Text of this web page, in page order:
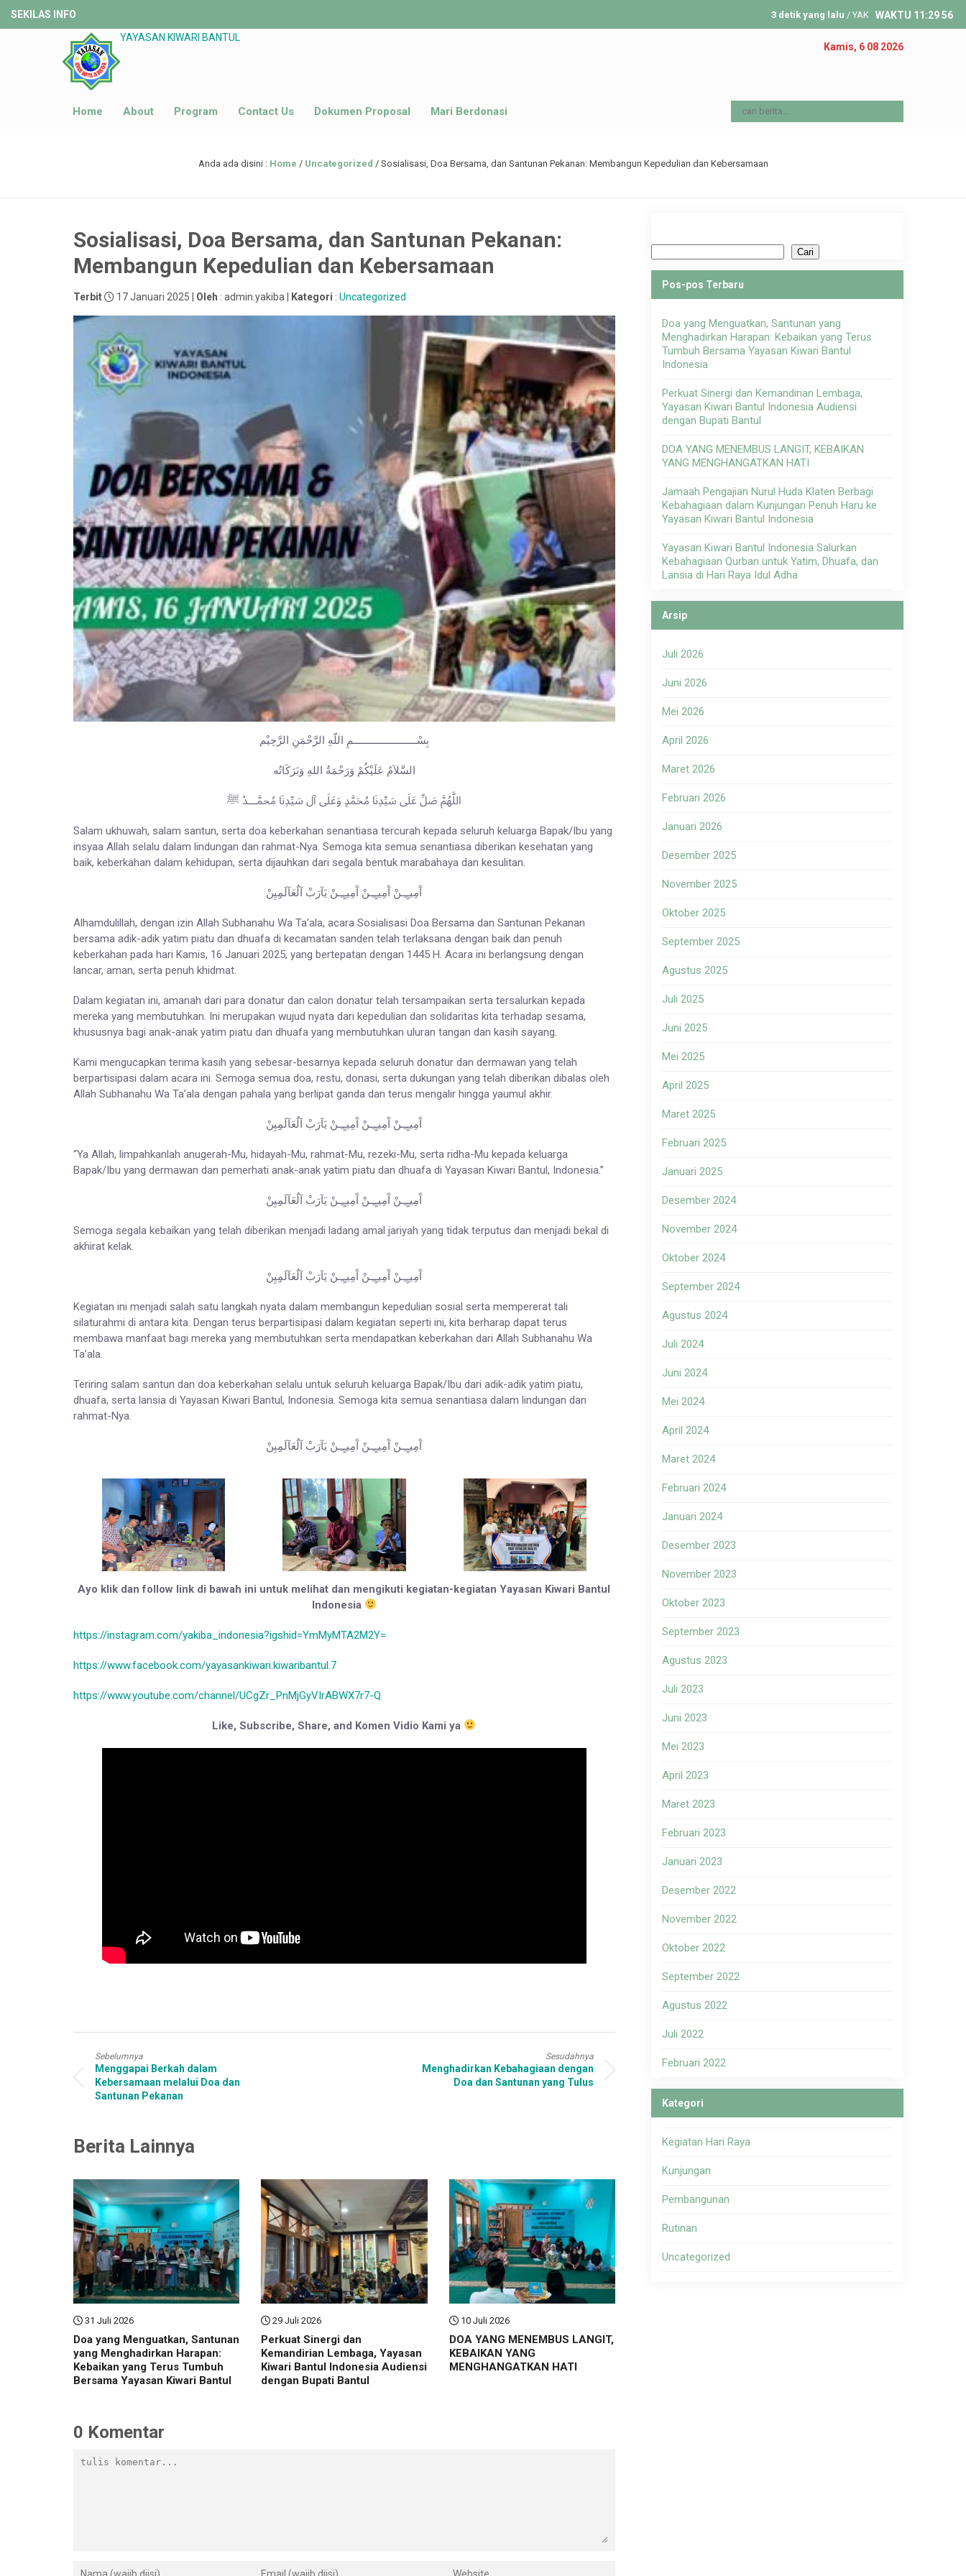
SEKILAS INFO 3 detik yang lalu/ YAKIBA INDONESIA hadir untuk
WAKTU 11 :2957
YAYASAN KIWARI BANTUL
Kamis, 6 08 2026
Home About Program Contact Us Dokumen Proposal Mari Berdonasi
Anda ada disini : Home / Uncategorized / Sosialisasi, Doa Bersama, dan Santunan Pekanan: Membangun Kepedulian dan Kebersamaan
Sosialisasi, Doa Bersama, dan Santunan Pekanan:
Membangun Kepedulian dan Kebersamaan
Terbit 17 Januari 2025 | Oleh : admin.yakiba | Kategori : Uncategorized
بِسْــــــــــــــــــــــمِ اللّهِ الرَّحْمَنِ الرَّحِيْم
السَّلاَمُ عَلَيْكُمْ وَرَحْمَةُ اللهِ وَبَرَكَاتُه
اللَّهُمَّ صَلِّ عَلَى سَيِّدِنَا مُحَمَّدٍ وَعَلَى آل سَيِّدِنَا مُحمَّـــدْ ﷺ
Salam ukhuwah, salam santun, serta doa keberkahan senantiasa tercurah kepada seluruh keluarga Bapak/Ibu yang
insyaa Allah selalu dalam lindungan dan rahmat-Nya. Semoga kita semua senantiasa diberikan kesehatan yang
baik, keberkahan dalam kehidupan, serta dijauhkan dari segala bentuk marabahaya dan kesulitan.
آَمِيـٍـِـنْ آَمِيـٍـِـنْ آَمِيـٍـِـنْ يَآرَبْ آلٌعَآلَمِِيِنْ
Alhamdulillah, dengan izin Allah Subhanahu Wa Ta’ala, acara Sosialisasi Doa Bersama dan Santunan Pekanan
bersama adik-adik yatim piatu dan dhuafa di kecamatan sanden telah terlaksana dengan baik dan penuh
keberkahan pada hari Kamis, 16 Januari 2025, yang bertepatan dengan 1445 H. Acara ini berlangsung dengan
lancar, aman, serta penuh khidmat.
Dalam kegiatan ini, amanah dari para donatur dan calon donatur telah tersampaikan serta tersalurkan kepada
mereka yang membutuhkan. Ini merupakan wujud nyata dari kepedulian dan solidaritas kita terhadap sesama,
khususnya bagi anak-anak yatim piatu dan dhuafa yang membutuhkan uluran tangan dan kasih sayang.
Kami mengucapkan terima kasih yang sebesar-besarnya kepada seluruh donatur dan dermawan yang telah
berpartisipasi dalam acara ini. Semoga semua doa, restu, donasi, serta dukungan yang telah diberikan dibalas oleh
Allah Subhanahu Wa Ta’ala dengan pahala yang berlipat ganda dan terus mengalir hingga yaumul akhir.
آَمِيـٍـِـنْ آَمِيـٍـِـنْ آَمِيـٍـِـنْ يَآرَبْ آلٌعَآلَمِِيِنْ
“Ya Allah, limpahkanlah anugerah-Mu, hidayah-Mu, rahmat-Mu, rezeki-Mu, serta ridha-Mu kepada keluarga
Bapak/Ibu yang dermawan dan pemerhati anak-anak yatim piatu dan dhuafa di Yayasan Kiwari Bantul, Indonesia.”
آَمِيـٍـِـنْ آَمِيـٍـِـنْ آَمِيـٍـِـنْ يَآرَبْ آلٌعَآلَمِِيِنْ
Semoga segala kebaikan yang telah diberikan menjadi ladang amal jariyah yang tidak terputus dan menjadi bekal di
akhirat kelak.
آَمِيـٍـِـنْ آَمِيـٍـِـنْ آَمِيـٍـِـنْ يَآرَبْ آلٌعَآلَمِِيِنْ
Kegiatan ini menjadi salah satu langkah nyata dalam membangun kepedulian sosial serta mempererat tali
silaturahmi di antara kita. Dengan terus berpartisipasi dalam kegiatan seperti ini, kita berharap dapat terus
membawa manfaat bagi mereka yang membutuhkan serta mendapatkan keberkahan dari Allah Subhanahu Wa
Ta’ala.
Teriring salam santun dan doa keberkahan selalu untuk seluruh keluarga Bapak/Ibu dari adik-adik yatim piatu,
dhuafa, serta lansia di Yayasan Kiwari Bantul, Indonesia. Semoga kita semua senantiasa dalam lindungan dan
rahmat-Nya.
آَمِيـٍـِـنْ آَمِيـٍـِـنْ آَمِيـٍـِـنْ يَآرَبْ آلٌعَآلَمِِيِنْ
Ayo klik dan follow link di bawah ini untuk melihat dan mengikuti kegiatan-kegiatan Yayasan Kiwari Bantul
Indonesia
https://instagram.com/yakiba_indonesia?igshid=YmMyMTA2M2Y=
https://www.facebook.com/yayasankiwari.kiwaribantul.7
https://www.youtube.com/channel/UCgZr_PnMjGyVIrABWX7r7-Q
Like, Subscribe, Share, and Komen Vidio Kami ya
Sebelumnya
Menggapai Berkah dalam
Kebersamaan melalui Doa dan
Santunan Pekanan
Sesudahnya
Menghadirkan Kebahagiaan dengan
Doa dan Santunan yang Tulus
Berita Lainnya
31 Juli 2026
Doa yang Menguatkan, Santunan
yang Menghadirkan Harapan:
Kebaikan yang Terus Tumbuh
Bersama Yayasan Kiwari Bantul
29 Juli 2026
Perkuat Sinergi dan
Kemandirian Lembaga, Yayasan
Kiwari Bantul Indonesia Audiensi
dengan Bupati Bantul
10 Juli 2026
DOA YANG MENEMBUS LANGIT,
KEBAIKAN YANG
MENGHANGATKAN HATI
0 Komentar
Cari
Pos-pos Terbaru
Doa yang Menguatkan, Santunan yang
Menghadirkan Harapan: Kebaikan yang Terus
Tumbuh Bersama Yayasan Kiwari Bantul
Indonesia
Perkuat Sinergi dan Kemandirian Lembaga,
Yayasan Kiwari Bantul Indonesia Audiensi
dengan Bupati Bantul
DOA YANG MENEMBUS LANGIT, KEBAIKAN
YANG MENGHANGATKAN HATI
Jamaah Pengajian Nurul Huda Klaten Berbagi
Kebahagiaan dalam Kunjungan Penuh Haru ke
Yayasan Kiwari Bantul Indonesia
Yayasan Kiwari Bantul Indonesia Salurkan
Kebahagiaan Qurban untuk Yatim, Dhuafa, dan
Lansia di Hari Raya Idul Adha
Arsip
Juli 2026
Juni 2026
Mei 2026
April 2026
Maret 2026
Februari 2026
Januari 2026
Desember 2025
November 2025
Oktober 2025
September 2025
Agustus 2025
Juli 2025
Juni 2025
Mei 2025
April 2025
Maret 2025
Februari 2025
Januari 2025
Desember 2024
November 2024
Oktober 2024
September 2024
Agustus 2024
Juli 2024
Juni 2024
Mei 2024
April 2024
Maret 2024
Februari 2024
Januari 2024
Desember 2023
November 2023
Oktober 2023
September 2023
Agustus 2023
Juli 2023
Juni 2023
Mei 2023
April 2023
Maret 2023
Februari 2023
Januari 2023
Desember 2022
November 2022
Oktober 2022
September 2022
Agustus 2022
Juli 2022
Februari 2022
Kategori
Kegiatan Hari Raya
Kunjungan
Pembangunan
Rutinan
Uncategorized